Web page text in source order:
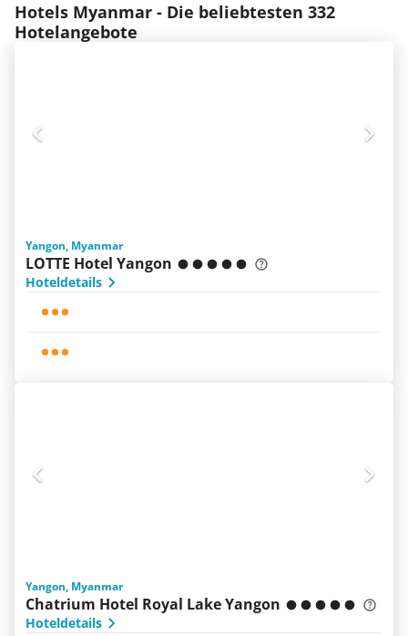
Hotels Myanmar - Die beliebtesten 332
Hotelangebote
Yangon, Myanmar
LOTTE Hotel Yangon
Hoteldetails
Yangon, Myanmar
Chatrium Hotel Royal Lake Yangon
Hoteldetails